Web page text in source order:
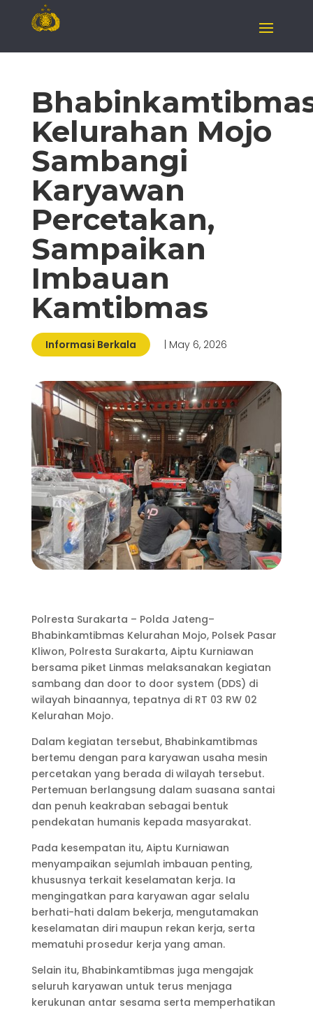
Kelurahan Mojo
Sambangi
Karyawan
Percetakan,
Sampaikan
Imbauan
Kamtibmas
Informasi Berkala | May 6, 2026
Polresta Surakarta – Polda Jateng–
Bhabinkamtibmas Kelurahan Mojo, Polsek Pasar
Kliwon, Polresta Surakarta, Aiptu Kurniawan
bersama piket Linmas melaksanakan kegiatan
sambang dan door to door system (DDS) di
wilayah binaannya, tepatnya di RT 03 RW 02
Kelurahan Mojo.
Dalam kegiatan tersebut, Bhabinkamtibmas
bertemu dengan para karyawan usaha mesin
percetakan yang berada di wilayah tersebut.
Pertemuan berlangsung dalam suasana santai
dan penuh keakraban sebagai bentuk
pendekatan humanis kepada masyarakat.
Pada kesempatan itu, Aiptu Kurniawan
menyampaikan sejumlah imbauan penting,
khususnya terkait keselamatan kerja. Ia
mengingatkan para karyawan agar selalu
berhati-hati dalam bekerja, mengutamakan
keselamatan diri maupun rekan kerja, serta
mematuhi prosedur kerja yang aman.
Selain itu, Bhabinkamtibmas juga mengajak
seluruh karyawan untuk terus menjaga
kerukunan antar sesama serta memperhatikan